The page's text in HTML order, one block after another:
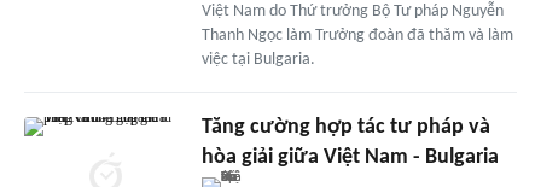
Việt Nam do Thứ trưởng Bộ Tư pháp Nguyễn
Thanh Ngọc làm Trưởng đoàn đã thăm và làm
việc tại Bulgaria.
Tăng cường hợp tác tư pháp và
hòa giải giữa Việt Nam - Bulgaria